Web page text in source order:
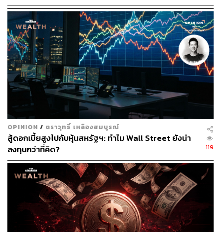
Fed ที่จะบรรลุเป้าหมายเงินเฟ้อที่ 2%
ขณะนี้เหล่านักลงทุนต่างจับตารอดูรายงานการจ้างงานในวัน
นี้ (6 มกราคม) สำหรับข้อมูลเพิ่มเติมเกี่ยวกับวิธีที่ตลาด
แรงงานตอบสนองต่อการปรับขึ้นอัตราดอกเบี้ยของ Fed ใน
สภาวะเศรษฐกิจที่เลวร้ายในปัจจุบัน โดยขณะนี้หลายฝ่ายต่าง
คาดหวังให้รายงานการจ้างงานอ่อนแอกว่าที่คาดกันไว้
ส่วนสถานการณ์ตลาดหุ้นในภูมิภาคเอเชียกลับเคลื่อนไหวไป
ในทิศทางตรงกันข้าม โดยเมื่อวานนี้ (5 มกราคม) หุ้นใน
เอเชียขยับพุ่งแตะระดับสูงสุดในรอบ 4 เดือน ท่ามกลางความ
หวังที่จีนกลับมาเปิดประเทศ สะท้อนถึงการคลี่คลายของ
วิกฤตการระบาดของไวรัสโควิด ที่ทำให้จีนจะกลับมาใช้ชีวิต
และดำเนินกิจกรรมทางเศรษฐกิจตามปกติได้อีกครั้ง
โดยดัชนี MSCI ของภูมิภาคเอเชีย-แปซิฟิก ยกเว้นญี่ปุ่น เพิ่ม
ขึ้น 1% แตะระดับสูงสุดในรอบ 4 เดือน ในการซื้อขายช่วงเช้า
ขณะที่ดัชนี Nikkei 225 ของญี่ปุ่น เด้งขึ้นจากระดับต่ำสุดใน
รอบสามเดือน
OPINION / ตราวุทธิ์ เหลืองสมบูรณ์
สู้ดอกเบี้ยสูงไปกับหุ้นสหรัฐฯ: ทำไม Wall Street ยังน่า
ลงทุนกว่าที่คิด?
119